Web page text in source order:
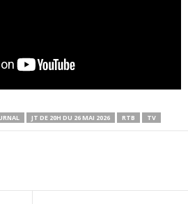
JT DE 20H DU 26 MAI 2026 RTB TV